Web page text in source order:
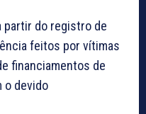
partir do registro de
feitos por vítimas
financiamentos de
o devido